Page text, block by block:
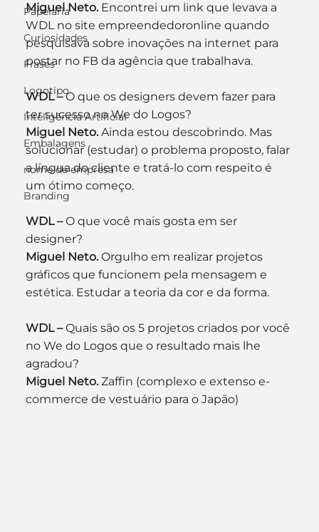
Papelaria
Curiosidades
Frases
Logotipo
Inteligência Artificial
Embalagens
nome de empresa
Branding
Miguel Neto. Encontrei um link que levava a
WDL no site empreendedoronline quando
pesquisava sobre inovações na internet para
postar no FB da agência que trabalhava.
WDL – O que os designers devem fazer para
ter sucesso no We do Logos?
Miguel Neto. Ainda estou descobrindo. Mas
solucionar (estudar) o problema proposto, falar
a língua do cliente e tratá-lo com respeito é
um ótimo começo.
WDL – O que você mais gosta em ser
designer?
Miguel Neto. Orgulho em realizar projetos
gráficos que funcionem pela mensagem e
estética. Estudar a teoria da cor e da forma.
WDL – Quais são os 5 projetos criados por você
no We do Logos que o resultado mais lhe
agradou?
Miguel Neto. Zaffin (complexo e extenso e-
commerce de vestuário para o Japão)